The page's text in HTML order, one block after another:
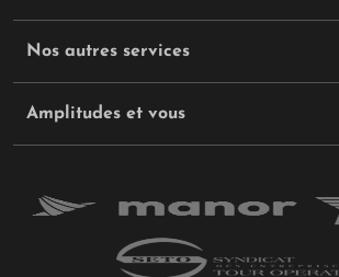
Nos autres services
Amplitudes et vous